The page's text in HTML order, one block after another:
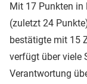
Mit 17 Punkten in
(zuletzt 24
bestätigte mit 15
verfügt über viele
Verantwortung